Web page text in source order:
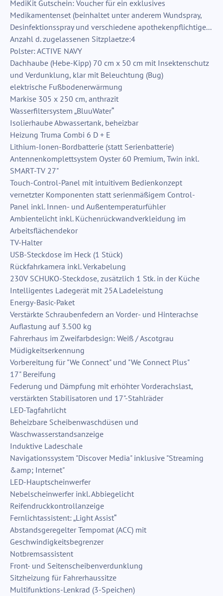
MediKit Gutschein: Voucher für ein exklusives
Medikamentenset (beinhaltet unter anderem Wundspray,
Desinfektionsspray und verschiedene apothekenpflichtige...
Anzahl d. zugelassenen Sitzplaetze:4
Polster: ACTIVE NAVY
Dachhaube (Hebe-Kipp) 70 cm x 50 cm mit Insektenschutz
und Verdunklung, klar mit Beleuchtung (Bug)
elektrische Fußbodenerwärmung
Markise 305 x 250 cm, anthrazit
Wasserfiltersystem „BluuWater“
Isolierhaube Abwassertank, beheizbar
Heizung Truma Combi 6 D + E
Lithium-Ionen-Bordbatterie (statt Serienbatterie)
Antennenkomplettsystem Oyster 60 Premium, Twin inkl.
SMART-TV 27"
Touch-Control-Panel mit intuitivem Bedienkonzept
vernetzter Komponenten statt serienmäßigem Control-
Panel inkl. Innen- und Außentemperaturfühler
Ambientelicht inkl. Küchenrückwandverkleidung im
Arbeitsflächendekor
TV-Halter
USB-Steckdose im Heck (1 Stück)
Rückfahrkamera inkl. Verkabelung
230V SCHUKO-Steckdose, zusätzlich 1 Stk. in der Küche
Intelligentes Ladegerät mit 25A Ladeleistung
Energy-Basic-Paket
Verstärkte Schraubenfedern an Vorder- und Hinterachse
Auflastung auf 3.500 kg
Fahrerhaus im Zweifarbdesign: Weiß / Ascotgrau
Müdigkeitserkennung
Vorbereitung für "We Connect" und "We Connect Plus"
17" Bereifung
Federung und Dämpfung mit erhöhter Vorderachslast,
verstärkten Stabilisatoren und 17"-Stahlräder
LED-Tagfahrlicht
Beheizbare Scheibenwaschdüsen und
Waschwasserstandsanzeige
Induktive Ladeschale
Navigationssystem "Discover Media" inklusive "Streaming
&amp; Internet"
LED-Hauptscheinwerfer
Nebelscheinwerfer inkl. Abbiegelicht
Reifendruckkontrollanzeige
Fernlichtassistent: „Light Assist“
Abstandsgeregelter Tempomat (ACC) mit
Geschwindigkeitsbegrenzer
Notbremsassistent
Front- und Seitenscheibenverdunklung
Sitzheizung für Fahrerhaussitze
Multifunktions-Lenkrad (3-Speichen)